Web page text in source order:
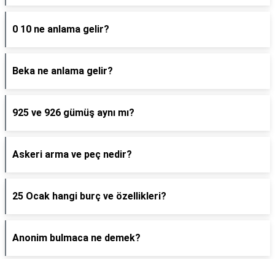
0 10 ne anlama gelir?
Beka ne anlama gelir?
925 ve 926 gümüş aynı mı?
Askeri arma ve peç nedir?
25 Ocak hangi burç ve özellikleri?
Anonim bulmaca ne demek?